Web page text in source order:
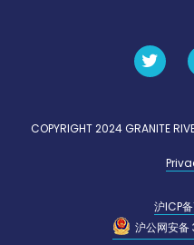
COPYRIGHT 2024 GRANITE
沪ICP
沪公网安